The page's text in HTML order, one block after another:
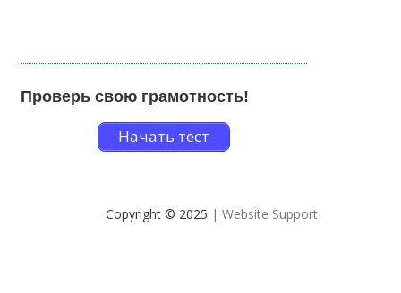
Проверь свою грамотность!
Начать тест
Copyright © 2025 | Website Support